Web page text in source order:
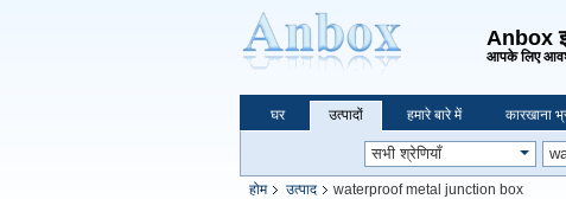
Anbox
आपके लिए
घर उत्पादों हमारे बारे में कारखाना
होम उत्पाद
waterproof metal junction box